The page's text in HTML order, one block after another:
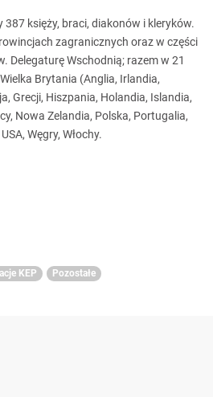
387 księży, braci, diakonów i kleryków.
zagranicznych oraz w części
Delegaturę Wschodnią; razem w 21
Brytania (Anglia, Irlandia,
Grecji, Hiszpania, Holandia, Islandia,
Nowa Zelandia, Polska, Portugalia,
Węgry, Włochy.
KEP Pozostałe